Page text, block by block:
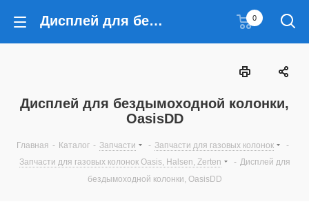
Дисплей для бездымоходной колонки, OasisDD 0
Дисплей для бездымоходной колонки,
OasisDD
Главная - Каталог - Запчасти - Запчасти для газовых колонок
-
Запчасти для газовых колонок Oasis, Halsen, Zerten
- Дисплей для
бездымоходной колонки, OasisDD